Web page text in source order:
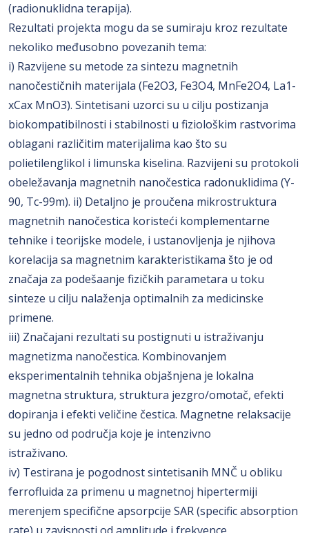
(radionuklidna terapija).
Rezultati projekta mogu da se sumiraju kroz rezultate
nekoliko međusobno povezanih tema:
i) Razvijene su metode za sintezu magnetnih
nanočestičnih materijala (Fe2O3, Fe3O4, MnFe2O4, La1-
xCax MnO3). Sintetisani uzorci su u cilju postizanja
biokompatibilnosti i stabilnosti u fiziološkim rastvorima
oblagani različitim materijalima kao što su
polietilenglikol i limunska kiselina. Razvijeni su protokoli
obeležavanja magnetnih nanočestica radonuklidima (Y-
90, Tc-99m). ii) Detaljno je proučena mikrostruktura
magnetnih nanočestica koristeći komplementarne
tehnike i teorijske modele, i ustanovljenja je njihova
korelacija sa magnetnim karakteristikama što je od
značaja za podešaanje fizičkih parametara u toku
sinteze u cilju nalaženja optimalnih za medicinske
primene.
iii) Značajani rezultati su postignuti u istraživanju
magnetizma nanočestica. Kombinovanjem
eksperimentalnih tehnika objašnjena je lokalna
magnetna struktura, struktura jezgro/omotač, efekti
dopiranja i efekti veličine čestica. Magnetne relaksacije
su jedno od područja koje je intenzivno
istraživano.
iv) Testirana je pogodnost sintetisanih MNČ u obliku
ferrofluida za primenu u magnetnoj hipertermiji
merenjem specifične apsorpcije SAR (specific absorption